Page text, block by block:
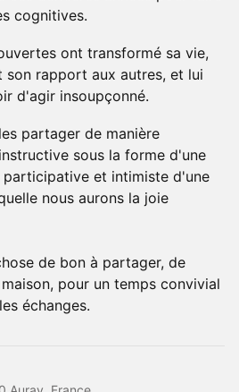
cognitives.
ont transformé sa vie,
son rapport aux autres, et lui
d'agir insoupçonné.
partager de manière
sous la forme d'une
et intimiste d'une
nous aurons la joie
de bon à partager, de
pour un temps convivial
échanges.